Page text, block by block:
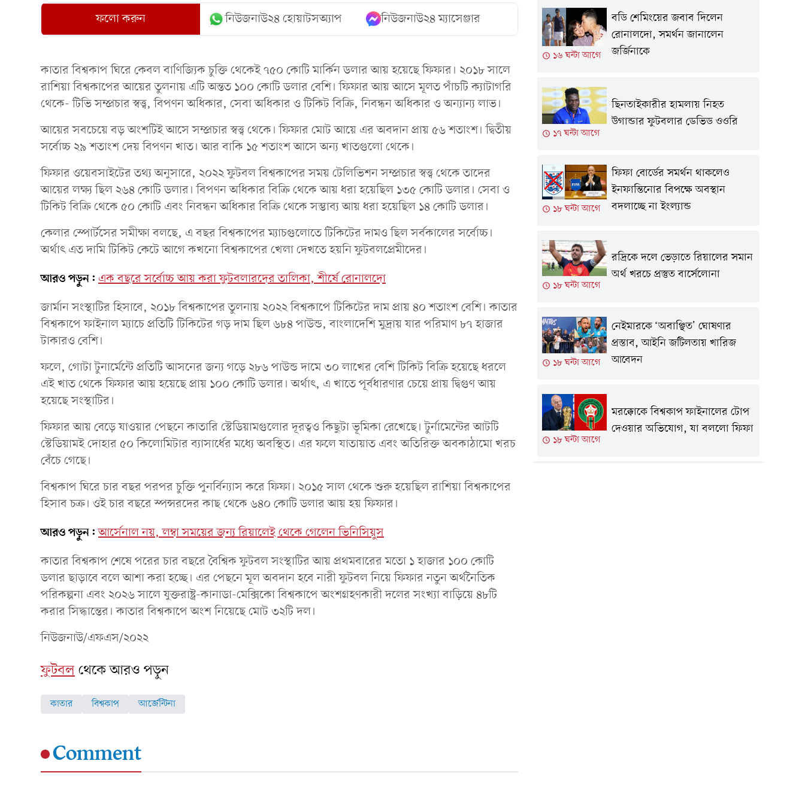
ফলো করুন নিউজনাউ২৪ হোয়াটসঅ্যাপ নিউজনাউ২৪ ম্যাসেঞ্জার
কাতার বিশ্বকাপ ঘিরে কেবল বাণিজ্যিক চুক্তি থেকেই ৭৫০ কোটি মার্কিন ডলার আয় হয়েছে ফিফার। ২০১৮ সালে
রাশিয়া বিশ্বকাপের আয়ের তুলনায় এটি অন্তত ১০০ কোটি ডলার বেশি। ফিফার আয় আসে মূলত পাঁচটি ক্যাটাগরি
থেকে- টিভি সম্প্রচার স্বত্ত্ব, বিপণন অধিকার, সেবা অধিকার ও টিকিট বিক্রি, নিবন্ধন অধিকার ও অন্যান্য লাভ।
আয়ের সবচেয়ে বড় অংশটিই আসে সম্প্রচার স্বত্ত্ব থেকে। ফিফার মোট আয়ে এর অবদান প্রায় ৫৬ শতাংশ। দ্বিতীয়
সর্বোচ্চ ২৯ শতাংশ দেয় বিপণন খাত। আর বাকি ১৫ শতাংশ আসে অন্য খাতগুলো থেকে।
ফিফার ওয়েবসাইটের তথ্য অনুসারে, ২০২২ ফুটবল বিশ্বকাপের সময় টেলিভিশন সম্প্রচার স্বত্ত্ব থেকে তাদের
আয়ের লক্ষ্য ছিল ২৬৪ কোটি ডলার। বিপণন অধিকার বিক্রি থেকে আয় ধরা হয়েছিল ১৩৫ কোটি ডলার। সেবা ও
টিকিট বিক্রি থেকে ৫০ কোটি এবং নিবন্ধন অধিকার বিক্রি থেকে সম্ভাব্য আয় ধরা হয়েছিল ১৪ কোটি ডলার।
কেলার স্পোর্টসের সমীক্ষা বলছে, এ বছর বিশ্বকাপের ম্যাচগুলোতে টিকিটের দামও ছিল সর্বকালের সর্বোচ্চ।
অর্থাৎ এত দামি টিকিট কেটে আগে কখনো বিশ্বকাপের খেলা দেখতে হয়নি ফুটবলপ্রেমীদের।
আরও পড়ুন: এক বছরে সর্বোচ্চ আয় করা ফুটবলারদের তালিকা, শীর্ষে রোনালদো
জার্মান সংস্থাটির হিসাবে, ২০১৮ বিশ্বকাপের তুলনায় ২০২২ বিশ্বকাপে টিকিটের দাম প্রায় ৪০ শতাংশ বেশি। কাতার
বিশ্বকাপে ফাইনাল ম্যাচে প্রতিটি টিকিটের গড় দাম ছিল ৬৮৪ পাউন্ড, বাংলাদেশি মুদ্রায় যার পরিমাণ ৮৭ হাজার
টাকারও বেশি।
ফলে, গোটা টুনার্মেন্টে প্রতিটি আসনের জন্য গড়ে ২৮৬ পাউন্ড দামে ৩০ লাখের বেশি টিকিট বিক্রি হয়েছে ধরলে
এই খাত থেকে ফিফার আয় হয়েছে প্রায় ১০০ কোটি ডলার। অর্থাৎ, এ খাতে পূর্বধারণার চেয়ে প্রায় দ্বিগুণ আয়
হয়েছে সংস্থাটির।
ফিফার আয় বেড়ে যাওয়ার পেছনে কাতারি স্টেডিয়ামগুলোর দূরত্বও কিছুটা ভূমিকা রেখেছে। টুর্নামেন্টের আটটি
স্টেডিয়ামই দোহার ৫০ কিলোমিটার ব্যাসার্ধের মধ্যে অবস্থিত। এর ফলে যাতায়াত এবং অতিরিক্ত অবকাঠামো খরচ
বেঁচে গেছে।
বিশ্বকাপ ঘিরে চার বছর পরপর চুক্তি পুনর্বিন্যাস করে ফিফা। ২০১৫ সাল থেকে শুরু হয়েছিল রাশিয়া বিশ্বকাপের
হিসাব চক্র। ওই চার বছরে স্পন্সরদের কাছ থেকে ৬৪০ কোটি ডলার আয় হয় ফিফার।
আরও পড়ুন: আর্সেনাল নয়, লম্বা সময়ের জন্য রিয়ালেই থেকে গেলেন ভিনিসিয়ুস
কাতার বিশ্বকাপ শেষে পরের চার বছরে বৈশ্বিক ফুটবল সংস্থাটির আয় প্রথমবারের মতো ১ হাজার ১০০ কোটি
ডলার ছাড়াবে বলে আশা করা হচ্ছে। এর পেছনে মূল অবদান হবে নারী ফুটবল নিয়ে ফিফার নতুন অর্থনৈতিক
পরিকল্পনা এবং ২০২৬ সালে যুক্তরাষ্ট্র-কানাডা-মেক্সিকো বিশ্বকাপে অংশগ্রহণকারী দলের সংখ্যা বাড়িয়ে ৪৮টি
করার সিদ্ধান্তের। কাতার বিশ্বকাপে অংশ নিয়েছে মোট ৩২টি দল।
নিউজনাউ/এফএস/২০২২
ফুটবলথেকে আরও পড়ুন
কাতার বিশ্বকাপ আর্জেন্টিনা
Comment
১৬ ঘন্টা আগে
বডি শেমিংয়ের জবাব দিলেন
রোনালদো, সমর্থন জানালেন
জর্জিনাকে
১৭ ঘন্টা আগে
ছিনতাইকারীর হামলায় নিহত
উগান্ডার ফুটবলার ডেভিড ওওরি
১৮ ঘন্টা আগে
ফিফা বোর্ডের সমর্থন থাকলেও
ইনফান্তিনোর বিপক্ষে অবস্থান
বদলাচ্ছে না ইংল্যান্ড
১৮ ঘন্টা আগে
রদ্রিকে দলে ভেড়াতে রিয়ালের সমান
অর্থ খরচে প্রস্তুত বার্সেলোনা
১৮ ঘন্টা আগে
নেইমারকে ‘অবাঞ্ছিত’ ঘোষণার
প্রস্তাব, আইনি জটিলতায় খারিজ
আবেদন
১৮ ঘন্টা আগে
মরক্কোকে বিশ্বকাপ ফাইনালের টোপ
দেওয়ার অভিযোগ, যা বললো ফিফা